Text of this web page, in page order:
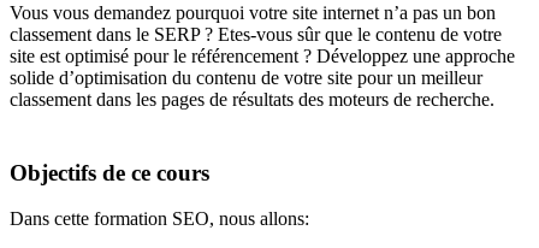
Vous vous demandez pourquoi votre site internet n’a pas un bon
classement dans le SERP ? Etes-vous sûr que le contenu de votre
site est optimisé pour le référencement ? Développez une approche
solide d’optimisation du contenu de votre site pour un meilleur
classement dans les pages de résultats des moteurs de recherche.
Objectifs de ce cours
Dans cette formation SEO, nous allons: